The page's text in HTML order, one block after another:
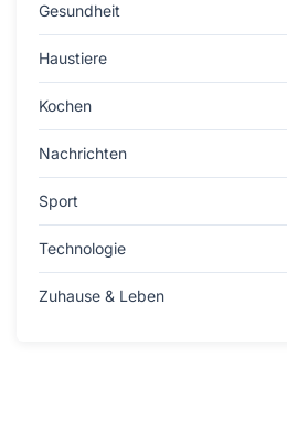
Gesundheit
Haustiere
Kochen
Nachrichten
Sport
Technologie
Zuhause & Leben